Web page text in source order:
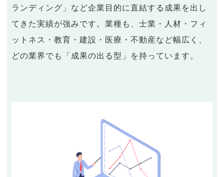
ランディング」など企業目的に直結する成果を出し
てきた実績が強みです。業種も、士業・人材・フィ
ットネス・教育・建設・医療・不動産など幅広く、
どの業界でも「成果の出る型」を持っています。